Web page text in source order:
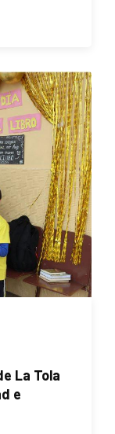
La Tola
e